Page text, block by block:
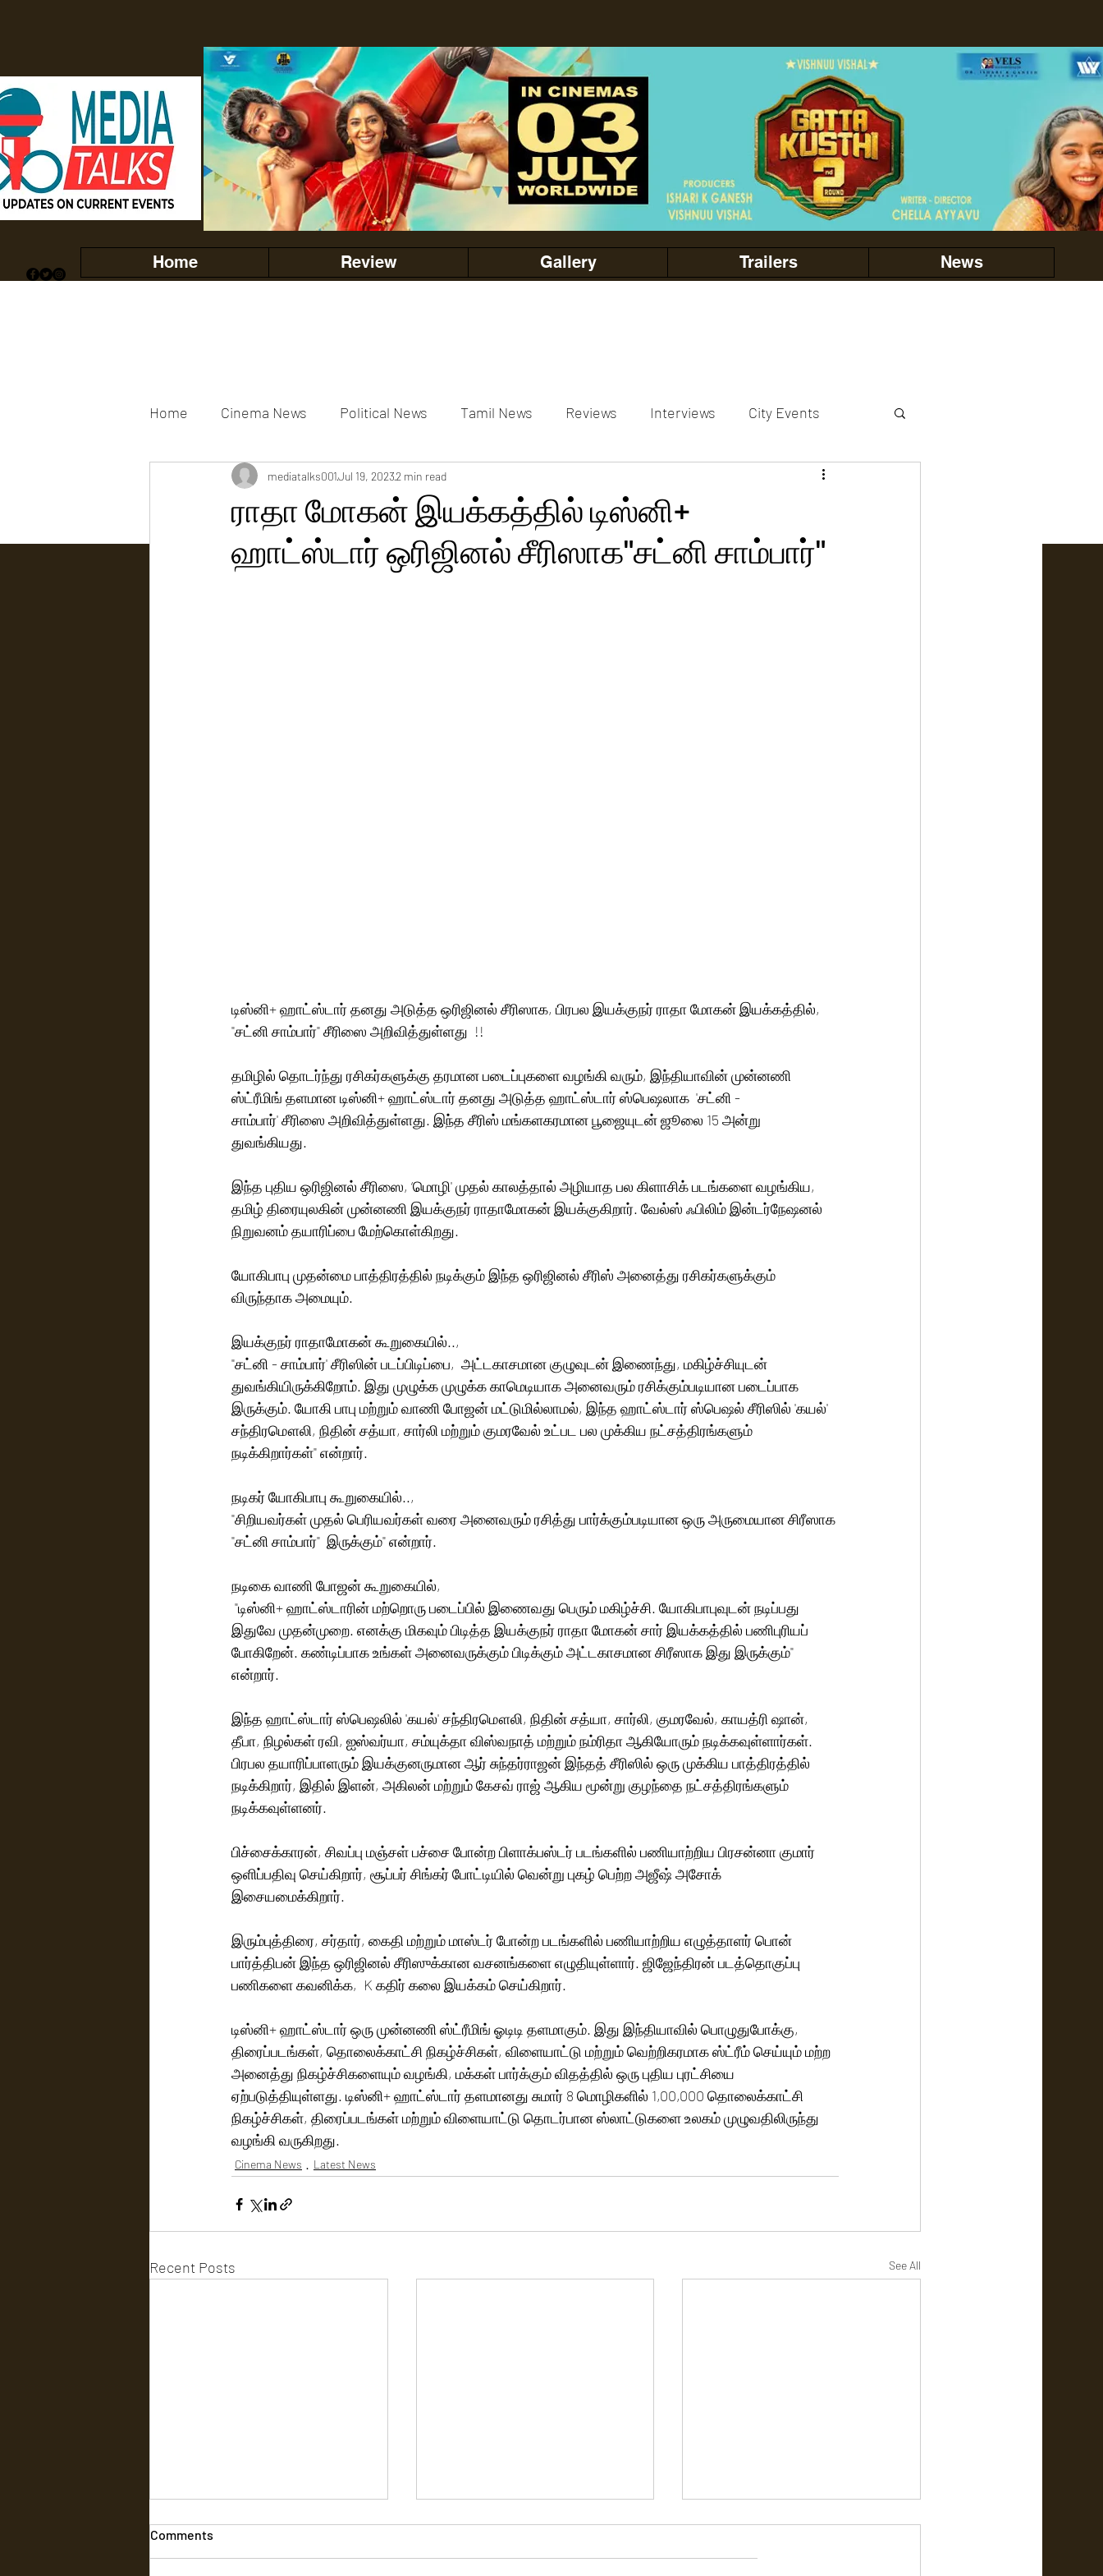
Home Review Gallery Trailers News
Home Cinema News Political News Tamil News Reviews Interviews City Events
Movies Gallery Actress Gallery Events Gallery actors gallery
ராதா மோகன் இயக்கத்தில் டிஸ்னி+
ஹாட்ஸ்டார் ஒரிஜினல் சீரிஸாக"சட்னி சாம்பார்"
mediatalks001Jul 19, 20232 min read
டிஸ்னி+ ஹாட்ஸ்டார் தனது அடுத்த ஒரிஜினல் சீரிஸாக, பிரபல இயக்குநர் ராதா மோகன் இயக்கத்தில்,
"சட்னி சாம்பார்" சீரிஸை அறிவித்துள்ளது  !!
தமிழில் தொடர்ந்து ரசிகர்களுக்கு தரமான படைப்புகளை வழங்கி வரும், இந்தியாவின் முன்னணி
ஸ்ட்ரீமிங் தளமான டிஸ்னி+ ஹாட்ஸ்டார் தனது அடுத்த ஹாட்ஸ்டார் ஸ்பெஷலாக  'சட்னி -
சாம்பார்' சீரிஸை அறிவித்துள்ளது. இந்த சீரிஸ் மங்களகரமான பூஜையுடன் ஜூலை 15 அன்று
துவங்கியது.
இந்த புதிய ஒரிஜினல் சீரிஸை, ‘மொழி' முதல் காலத்தால் அழியாத பல கிளாசிக் படங்களை வழங்கிய,
தமிழ் திரையுலகின் முன்னணி இயக்குநர் ராதாமோகன் இயக்குகிறார். வேல்ஸ் ஃபிலிம் இன்டர்நேஷனல்
நிறுவனம் தயாரிப்பை மேற்கொள்கிறது.
யோகிபாபு முதன்மை பாத்திரத்தில் நடிக்கும் இந்த ஒரிஜினல் சீரிஸ் அனைத்து ரசிகர்களுக்கும்
விருந்தாக அமையும்.
இயக்குநர் ராதாமோகன் கூறுகையில்..,
"சட்னி - சாம்பார்' சீரிஸின் படப்பிடிப்பை,  அட்டகாசமான குழுவுடன் இணைந்து, மகிழ்ச்சியுடன்
துவங்கியிருக்கிறோம். இது முழுக்க முழுக்க காமெடியாக அனைவரும் ரசிக்கும்படியான படைப்பாக
இருக்கும். யோகி பாபு மற்றும் வாணி போஜன் மட்டுமில்லாமல், இந்த ஹாட்ஸ்டார் ஸ்பெஷல் சீரிஸில் 'கயல்'
சந்திரமௌலி, நிதின் சத்யா, சார்லி மற்றும் குமரவேல் உட்பட பல முக்கிய நட்சத்திரங்களும்
நடிக்கிறார்கள்" என்றார்.
நடிகர் யோகிபாபு கூறுகையில்..,
"சிறியவர்கள் முதல் பெரியவர்கள் வரை அனைவரும் ரசித்து பார்க்கும்படியான ஒரு அருமையான சிரீஸாக
"சட்னி சாம்பார்"  இருக்கும்" என்றார்.
நடிகை வாணி போஜன் கூறுகையில்,
"டிஸ்னி+ ஹாட்ஸ்டாரின் மற்றொரு படைப்பில் இணைவது பெரும் மகிழ்ச்சி. யோகிபாபுவுடன் நடிப்பது
இதுவே முதன்முறை. எனக்கு மிகவும் பிடித்த இயக்குநர் ராதா மோகன் சார் இயக்கத்தில் பணிபுரியப்
போகிறேன். கண்டிப்பாக உங்கள் அனைவருக்கும் பிடிக்கும் அட்டகாசமான சிரீஸாக இது இருக்கும்"
என்றார்.
இந்த ஹாட்ஸ்டார் ஸ்பெஷலில் 'கயல்' சந்திரமௌலி, நிதின் சத்யா, சார்லி, குமரவேல், காயத்ரி ஷான்,
தீபா, நிழல்கள் ரவி, ஐஸ்வர்யா, சம்யுக்தா விஸ்வநாத் மற்றும் நம்ரிதா ஆகியோரும் நடிக்கவுள்ளார்கள்.
பிரபல தயாரிப்பாளரும் இயக்குனருமான ஆர் சுந்தர்ராஜன் இந்தத் சீரிஸில் ஒரு முக்கிய பாத்திரத்தில்
நடிக்கிறார், இதில் இளன், அகிலன் மற்றும் கேசவ் ராஜ் ஆகிய மூன்று குழந்தை நட்சத்திரங்களும்
நடிக்கவுள்ளனர்.
பிச்சைக்காரன், சிவப்பு மஞ்சள் பச்சை போன்ற பிளாக்பஸ்டர் படங்களில் பணியாற்றிய பிரசன்னா குமார்
ஒளிப்பதிவு செய்கிறார், சூப்பர் சிங்கர் போட்டியில் வென்று புகழ் பெற்ற அஜீஷ் அசோக்
இசையமைக்கிறார்.
இரும்புத்திரை, சர்தார், கைதி மற்றும் மாஸ்டர் போன்ற படங்களில் பணியாற்றிய எழுத்தாளர் பொன்
பார்த்திபன் இந்த ஒரிஜினல் சீரிஸுக்கான வசனங்களை எழுதியுள்ளார். ஜிஜேந்திரன் படத்தொகுப்பு
பணிகளை கவனிக்க,  K கதிர் கலை இயக்கம் செய்கிறார்.
டிஸ்னி+ ஹாட்ஸ்டார் ஒரு முன்னணி ஸ்ட்ரீமிங் ஓடிடி தளமாகும். இது இந்தியாவில் பொழுதுபோக்கு,
திரைப்படங்கள், தொலைக்காட்சி நிகழ்ச்சிகள், விளையாட்டு மற்றும் வெற்றிகரமாக ஸ்ட்ரீம் செய்யும் மற்ற
அனைத்து நிகழ்ச்சிகளையும் வழங்கி, மக்கள் பார்க்கும் விதத்தில் ஒரு புதிய புரட்சியை
ஏற்படுத்தியுள்ளது. டிஸ்னி+ ஹாட்ஸ்டார் தளமானது சுமார் 8 மொழிகளில் 1,00,000 தொலைக்காட்சி
நிகழ்ச்சிகள், திரைப்படங்கள் மற்றும் விளையாட்டு தொடர்பான ஸ்லாட்டுகளை உலகம் முழுவதிலிருந்து
வழங்கி வருகிறது.
Cinema News Latest News
Recent Posts See All
Comments